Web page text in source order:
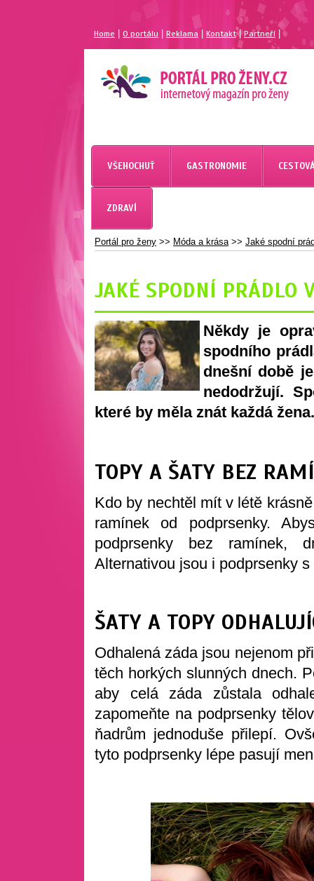
Home |O portálu Reklama Kontakt| Partneří
MAGAZÍN PRO ŽENY
PORTÁL PRO ŽENY.CZ
VŠEHOCHUŤ GASTRONOMIE
ZDRAVÍ
Portál pro ženy >> Móda a krása>> Jaké spodní
JAKÉ SPODNÍ PRÁDLO
Někdy je
spodního
dnešní době
nedodržují.
které by měla znát každá žena.
TOPY A ŠATY BEZ
Kdo by nechtěl mít v létě
ramínek od podprsenky.
podprsenky bez ramínek,
Alternativou jsou i podprsenky
ŠATY A TOPY
Odhalená záda jsou nejenom
těch horkých slunných dnech.
aby celá záda zůstala
zapomeňte na podprsenky
ňadrům jednoduše přilepí.
tyto podprsenky lépe pasují